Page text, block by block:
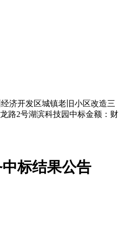
济开发区城镇老旧小区改造三
路2号湖滨科技园中标金额：财
中标结果公告